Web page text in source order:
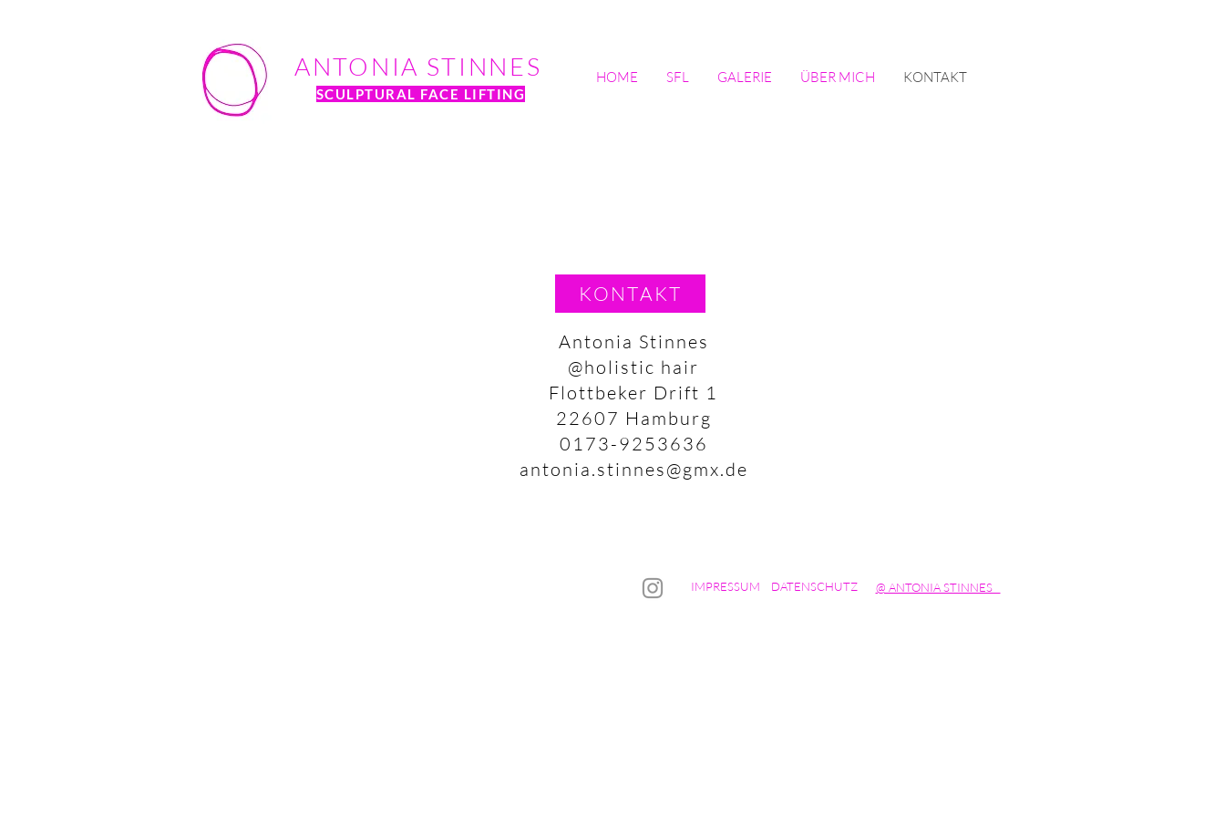
HOME SFL GALERIE ÜBER MICH KONTAKT
ANTONIA STINNES
SCULPTURAL FACE LIFTING
KONTAKT
Antonia Stinnes
@holistic hair
Flottbeker Drift 1
22607 Hamburg
0173-9253636
antonia.stinnes@gmx.de
IMPRESSUM DATENSCHUTZ @ ANTONIA STINNES